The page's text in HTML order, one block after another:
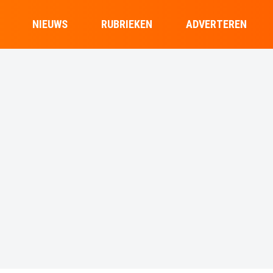
NIEUWS RUBRIEKEN ADVERTEREN